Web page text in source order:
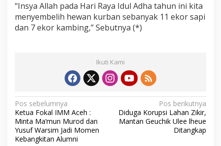
“Insya Allah pada Hari Raya Idul Adha tahun ini kita
menyembelih hewan kurban sebanyak 11 ekor sapi
dan 7 ekor kambing,” Sebutnya (*)
Ikuti Kami
N
a
v
Pos sebelumnya
Ketua Fokal IMM Aceh :
Minta Ma’mun Murod dan
Yusuf Warsim Jadi Momen
Kebangkitan Alumni
Pos berikutnya
Diduga Korupsi Lahan Zikir,
Mantan Geuchik Ulee lheue
Ditangkap